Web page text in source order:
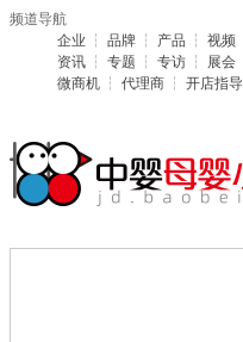
频道导航
企业 ┆ 品牌 ┆ 产品 ┆ 视频
资讯 ┆ 专题 ┆ 专访 ┆ 展会
微商机 ┆ 代理商 ┆ 开店指导